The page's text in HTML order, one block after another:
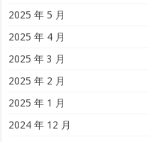
2025 年 5 月
2025 年 4 月
2025 年 3 月
2025 年 2 月
2025 年 1 月
2024 年 12 月